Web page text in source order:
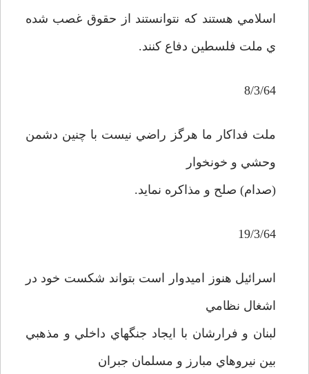
اسلامي هستند که نتوانستند از حقوق غصب شده
ي ملت فلسطين دفاع کنند.
8/3/64
ملت فداکار ما هرگز راضي نيست با چنين دشمن
وحشي و خونخوار
(صدام) صلح و مذاکره نمايد.
19/3/64
اسرائيل هنوز اميدوار است بتواند شکست خود در
اشغال نظامي
لبنان و فرارشان با ايجاد جنگهاي داخلي و مذهبي
بين نيروهاي مبارز و مسلمان جبران